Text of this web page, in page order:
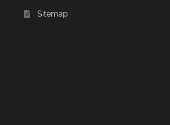
Sitemap